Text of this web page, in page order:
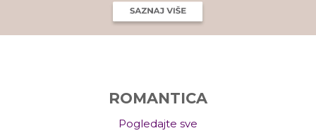
ROMANTICA
Pogledajte sve